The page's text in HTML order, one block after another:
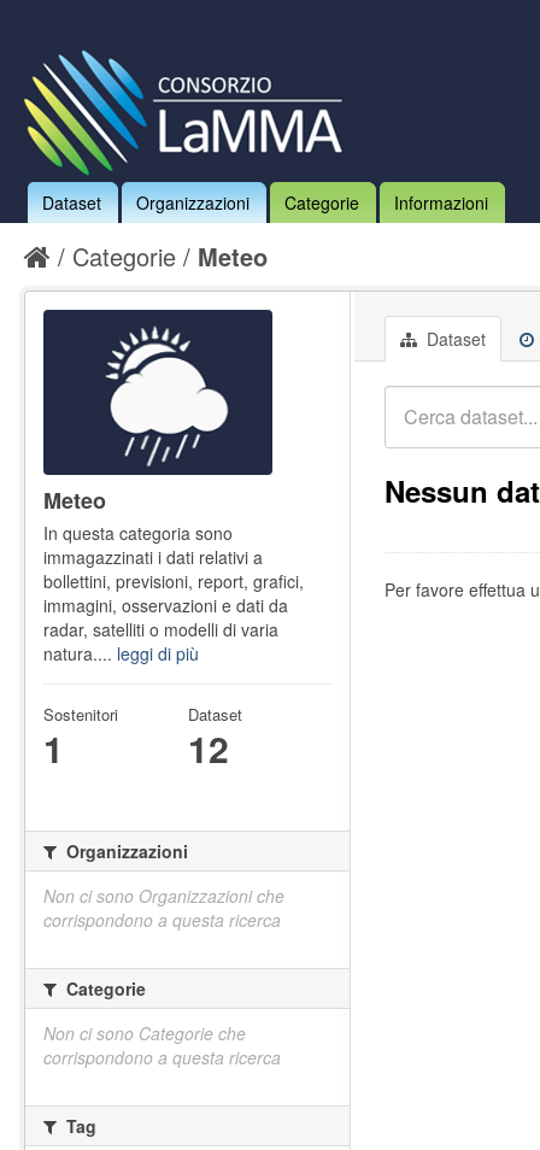
Dataset Organizzazioni Categorie Informazioni
Categorie Meteo
Dataset
Nessun
Per favore effettua
Meteo
In questa categoria sono
immagazzinati i dati relativi a
bollettini, previsioni, report, grafici,
immagini, osservazioni e dati da
radar, satelliti o modelli di varia
natura.... leggi di più
Sostenitori
1
Dataset
12
Organizzazioni
Non ci sono Organizzazioni che
corrispondono a questa ricerca
Categorie
Non ci sono Categorie che
corrispondono a questa ricerca
Tag